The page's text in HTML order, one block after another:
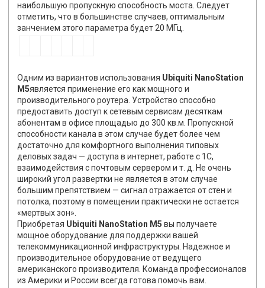
наибольшую пропускную способность моста. Следует
отметить, что в большинстве случаев, оптимальным
занчением этого параметра будет 20 МГц.
Одним из вариантов использования Ubiquiti NanoStation
M5является применение его как мощного и
производительного роутера. Устройство способно
предоставить доступ к сетевым сервисам десяткам
абонентам в офисе площадью до 300 кв.м. Пропускной
способности канала в этом случае будет более чем
достаточно для комфортного выполнения типовых
деловых задач — доступа в интернет, работе с 1С,
взаимодействия с почтовым сервером и т. д. Не очень
широкий угол развертки не является в этом случае
большим препятствием — сигнал отражается от стен и
потолка, поэтому в помещении практически не остается
«мертвых зон».
Приобретая Ubiquiti NanoStation M5 вы получаете
мощное оборудование для поддержки вашей
телекоммуникационной инфраструктуры. Надежное и
производительное оборудование от ведущего
американского производителя. Команда профессионалов
из Америки и России всегда готова помочь вам.